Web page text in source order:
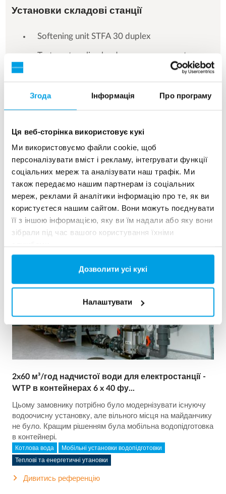
Згода Інформація Про програму
Ця веб-сторінка використовує кукі
Ми використовуємо файли cookie, щоб
персоналізувати вміст і рекламу, інтегрувати функції
соціальних мереж та аналізувати наш трафік. Ми
також передаємо нашим партнерам із соціальних
мереж, реклами й аналітики інформацію про те, як ви
користуєтеся нашим сайтом. Вони можуть поєднувати
її з іншою інформацією, яку ви їм надали або яку вони
зібрали під час вашого користування їхніми
Дозволити усі кукі
Налаштувати
Установки складові станції
Softening unit STFA 30 duplex
Testomat on-line hardness measurement
Equipment for recycling regeneration water
RO-PLUS units 3 x C2-6+2
Wedeco Aquada UV disinfection unit
RO disinfection unit B1-1
See more references
Показ 3 для 156 Референції
2x60 м³/год надчистої води для електростанції -
WTP в контейнерах 6 x 40 фу...
Цьому замовнику потрібно було модернізувати існуючу
водоочисну установку, але вільного місця на майданчику
не було. Кращим рішенням була мобільна водопідготовка
в контейнері.
Котлова вода Мобільні установки водопідготовки
Теплові та енергетичні утановки
Дивитись референцію